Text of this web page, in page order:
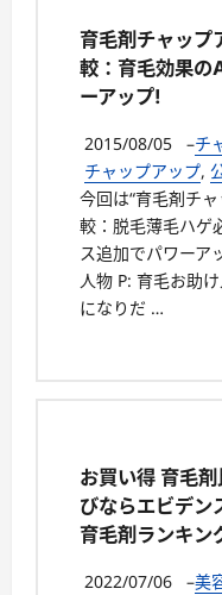
育毛剤チャップ
較：育毛効果の
ーアップ!
2015/08/05 –チ
チャップアップ,
今回は“育毛剤チ
較：脱毛薄毛ハ
ス追加でパワーア
人物 P: 育毛お助
になりだ …
お買い得 育毛
びならエビデン
育毛剤ランキン
2022/07/06 –美